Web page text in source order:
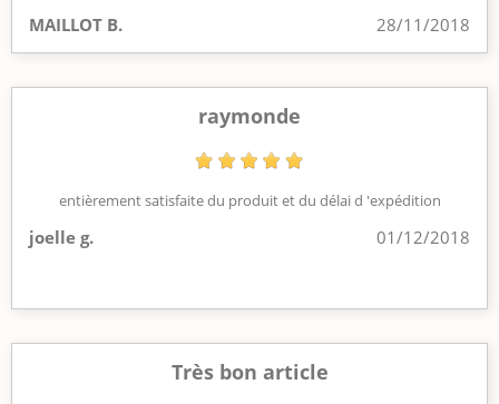
MAILLOT B. 28/11/2018
raymonde
entièrement satisfaite du produit et du délai d 'expédition
joelle g. 01/12/2018
Très bon article